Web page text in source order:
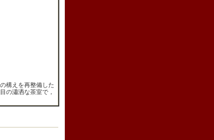
構えを再整備した
の瀟洒な茶室で，